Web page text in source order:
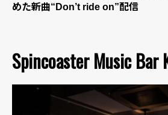
めた新曲“Don’t ride on”配信
Spincoaster Music Bar